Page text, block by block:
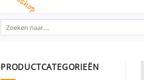
Zoeken
naar:
PRODUCTCATEGORIEËN